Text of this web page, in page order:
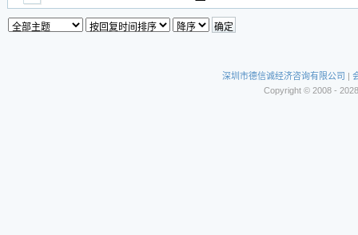
深圳市德信诚经济咨询有限公司 |
Copyright © 2008 -